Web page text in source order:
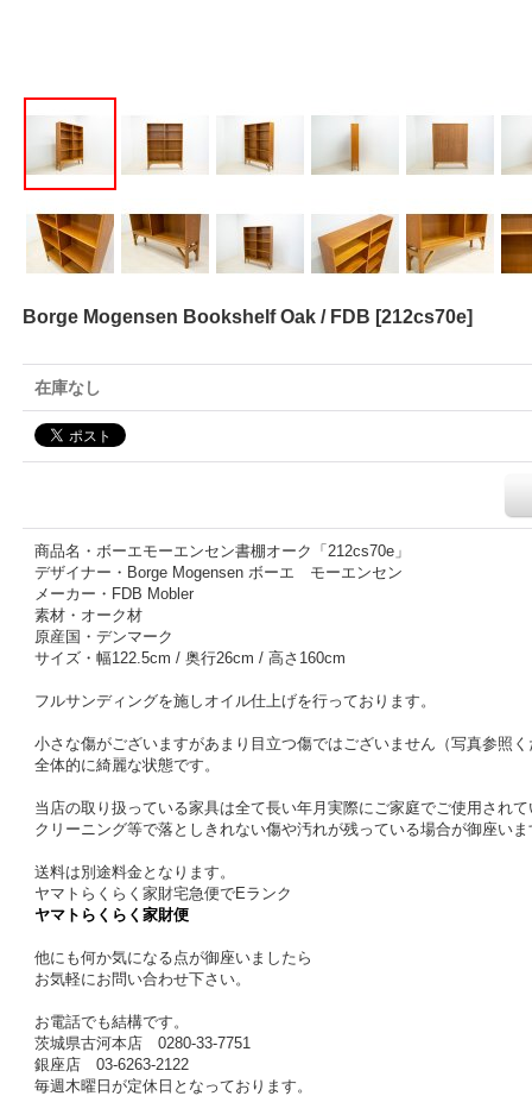
Borge Mogensen Bookshelf Oak / FDB [212cs70e]
在庫なし
商品名・ボーエモーエンセン書棚オーク「212cs70e」
デザイナー・Borge Mogensen ボーエ モーエンセン
メーカー・FDB Mobler
素材・オーク材
原産国・デンマーク
サイズ・幅122.5cm / 奥行26cm / 高さ160cm
フルサンディングを施しオイル仕上げを行っております。
小さな傷がございますがあまり目立つ傷ではございません（写真参照
全体的に綺麗な状態です。
当店の取り扱っている家具は全て長い年月実際にご家庭でご使用され
クリーニング等で落としきれない傷や汚れが残っている場合が御座い
送料は別途料金となります。
ヤマトらくらく家財宅急便でEランク
ヤマトらくらく家財便
他にも何か気になる点が御座いましたら
お気軽にお問い合わせ下さい。
お電話でも結構です。
茨城県古河本店 0280-33-7751
銀座店 03-6263-2122
毎週木曜日が定休日となっております。